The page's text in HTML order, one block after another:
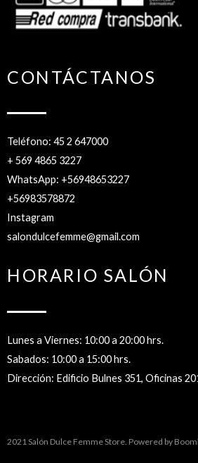
CONTÁCTANOS
Teléfono: 45 2 647000
+ 569 4865 3227
WhatsApp: +56948653227
+56983578872
Instagram
salondulcefemme@gmail.com
HORARIO SALÓN
Lunes a Viernes: 10:00 a 20:00 hrs.
Sabados: 10:00 a 15:00 hrs.
Dirección: Edificio Bulnes 351, Oficinas
2021 Salón Dulce Femme Store. Powered by